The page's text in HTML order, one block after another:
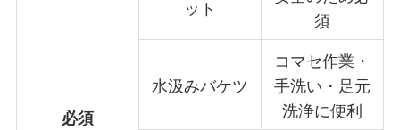
必須
ット
須
水汲みバケツ
コマセ作業・
手洗い・足元
洗浄に便利